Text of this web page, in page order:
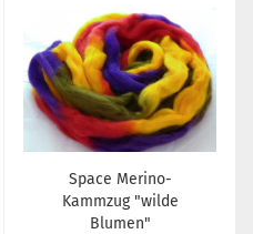
Space Merino-
Kammzug "wilde
Blumen"